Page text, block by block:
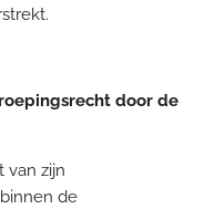
door de
van zijn
de